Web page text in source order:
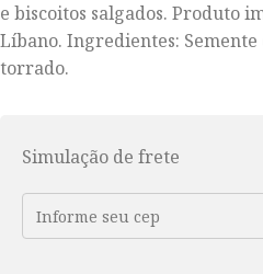
e biscoitos salgados. Produto
Líbano. Ingredientes:
torrado.
Simulação de frete